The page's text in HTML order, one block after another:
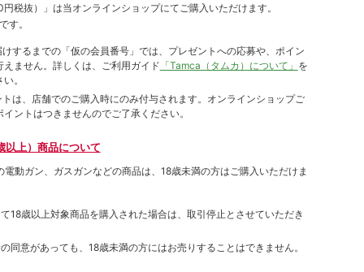
税抜）
」は当オンラインショップにてご購⼊いただけます。
す。
するまでの「仮の会員番号」では、プレゼントへの応募や、ポイン
えません。詳しくは、ご利⽤ガイド 「Tamca（タムカ）について」 を
。
は、店舗でのご購⼊時にのみ付与されます。オンラインショップご
ントはつきませんのでご了承ください。
以上）商品について
電動ガン、ガスガンなどの商品は、18歳未満の方はご購入いただけま
18歳以上対象商品を購入された場合は、取引停止とさせていただき
同意があっても、18歳未満の方にはお売りすることはできません。